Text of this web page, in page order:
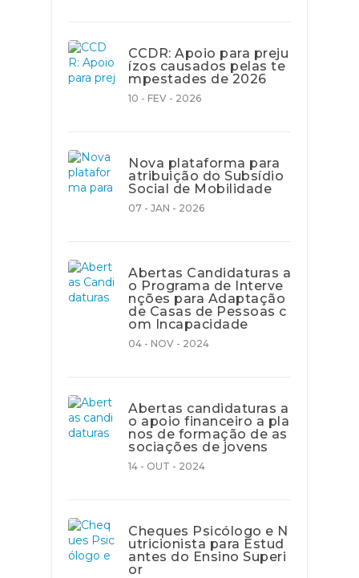
CCDR: Apoio para preju
ízos causados pelas te
mpestades de 2026
10 - FEV - 2026
Nova plataforma para
atribuição do Subsídio
Social de Mobilidade
07 - JAN - 2026
Abertas Candidaturas a
o Programa de Interve
nções para Adaptação
de Casas de Pessoas c
om Incapacidade
04 - NOV - 2024
Abertas candidaturas a
o apoio financeiro a pla
nos de formação de as
sociações de jovens
14 - OUT - 2024
Cheques Psicólogo e N
utricionista para Estud
antes do Ensino Superi
or